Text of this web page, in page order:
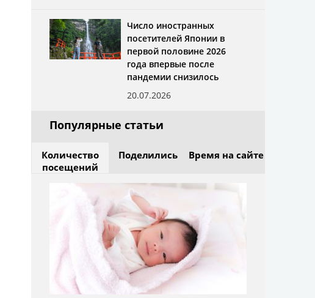
Число иностранных
посетителей Японии в
первой половине 2026
года впервые после
пандемии снизилось
20.07.2026
Популярные статьи
Количество
посещений
Поделились Время на сайте